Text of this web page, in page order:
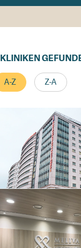
KLINIKEN
A-Z Z-A